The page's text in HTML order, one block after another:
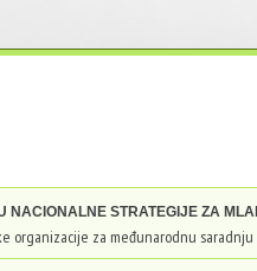
NACIONALNE STRATEGIJE ZA
organizacije za međunarodnu